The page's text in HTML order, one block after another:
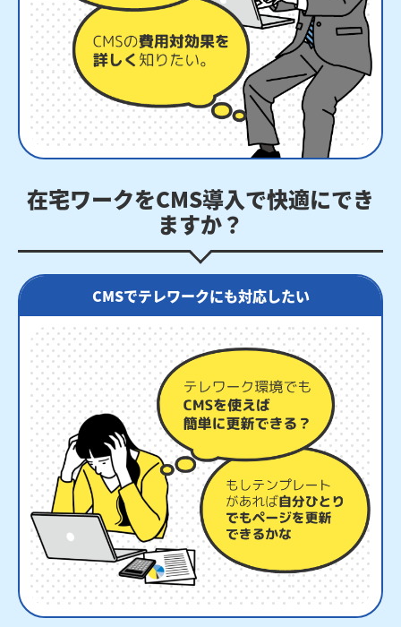
在宅ワークをCMS導入で快適にでき
ますか？
CMSでテレワークにも対応したい